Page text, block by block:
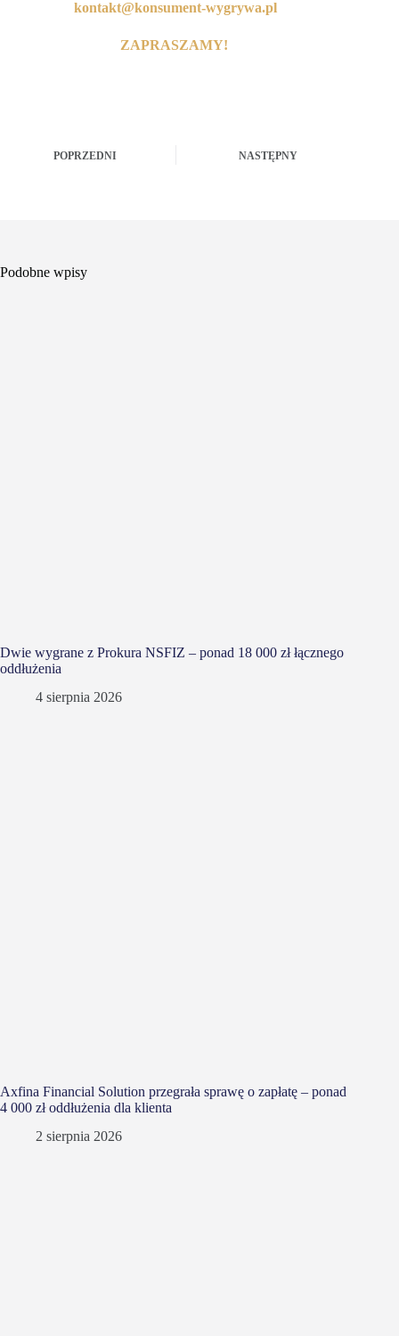
kontakt@konsument-wygrywa.pl
ZAPRASZAMY!
POPRZEDNI NASTĘPNY
Podobne wpisy
Dwie wygrane z Prokura NSFIZ – ponad 18 000 zł łącznego
oddłużenia
4 sierpnia 2026
Axfina Financial Solution przegrała sprawę o zapłatę – ponad
4 000 zł oddłużenia dla klienta
2 sierpnia 2026